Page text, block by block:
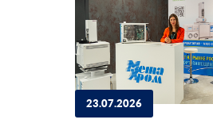
23.07.2026